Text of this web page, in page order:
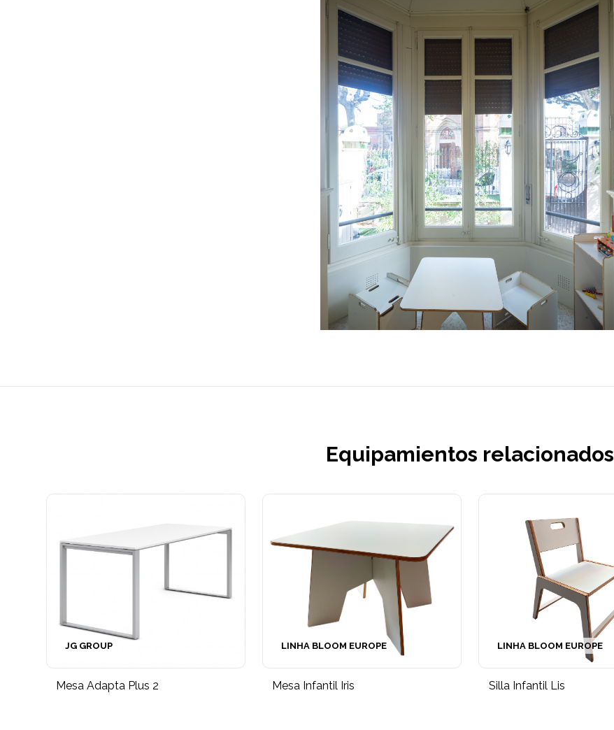
Equipamientos relacionados
Mesa Adapta Plus 2
JG GROUP
Mesa Infantil Iris
LINHA BLOOM EUROPE
Silla Infantil Lis
LINHA BLOOM EUROPE